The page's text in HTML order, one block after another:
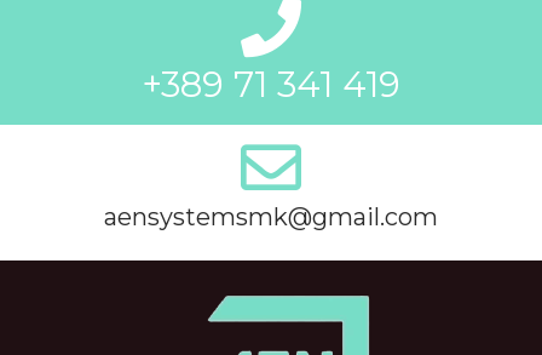
+389 71 341 419
aensystemsmk@gmail.com